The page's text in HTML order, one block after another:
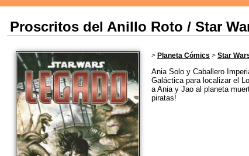
Proscritos del Anillo Roto / Star
> Planeta Cómics > Star
Ania Solo y Caballero
Galáctica para localizar el
a Ania y Jao al planeta
piratas!